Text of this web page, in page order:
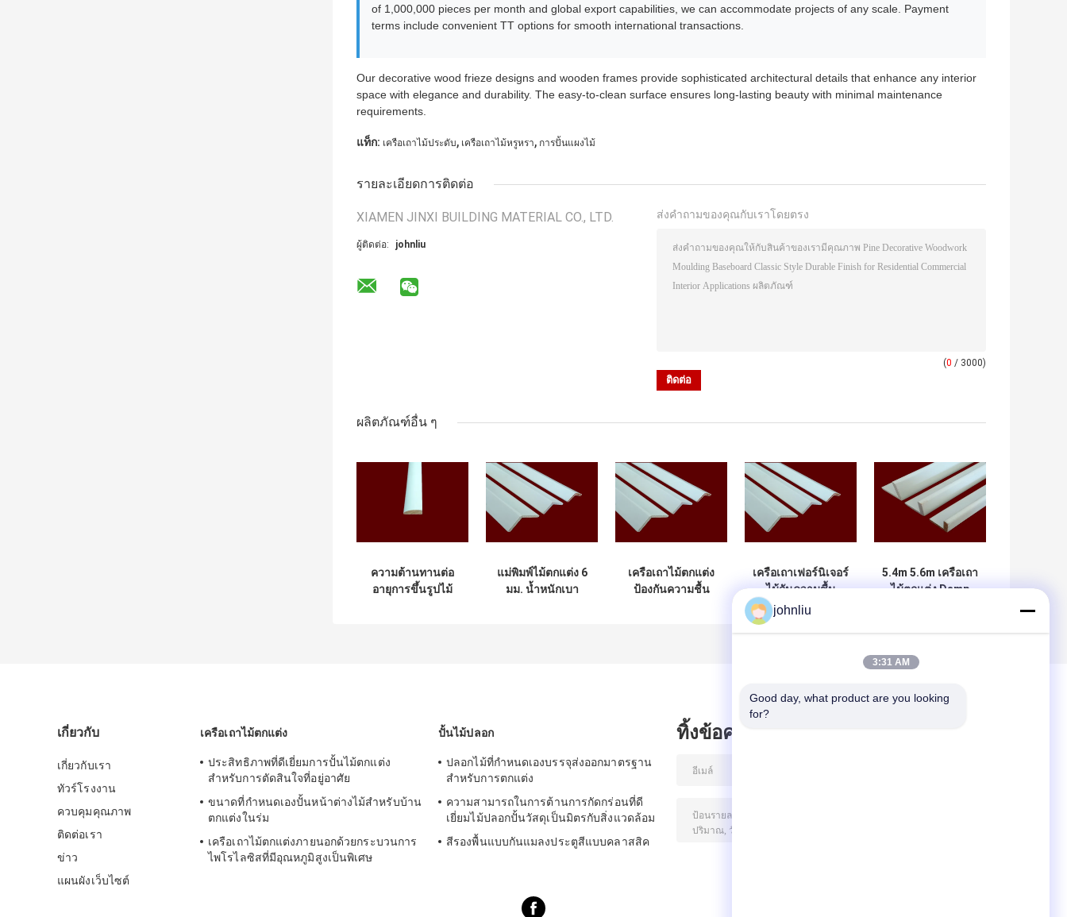
of 1,000,000 pieces per month and global export capabilities, we can accommodate projects of any scale. Payment
terms include convenient TT options for smooth international transactions.
Our decorative wood frieze designs and wooden frames provide sophisticated architectural details that enhance any interior
space with elegance and durability. The easy-to-clean surface ensures long-lasting beauty with minimal maintenance
requirements.
แท็ก: เครือเถาไม้ประดับ, เครือเถาไม้หรูหรา, การปั้นแผงไม้
รายละเอียดการติดต่อ
XIAMEN JINXI BUILDING MATERIAL CO., LTD.
ผู้ติดต่อ: johnliu
ส่งคำถามของคุณกับเราโดยตรง
(0 / 3000)
ผลิตภัณฑ์อื่น ๆ
ความต้านทานต่อ
อายุการขึ้นรูปไม้
แม่พิมพ์ไม้ตกแต่ง 6
มม. น้ำหนักเบา
เครือเถาไม้ตกแต่ง
ป้องกันความชื้น
เครือเถาเฟอร์นิเจอร์
ไม้กันความชื้น
สำหรับการตัดสินใจ
5.4m 5.6m เครือเถา
ไม้ตกแต่ง Damp
เกี่ยวกับ
เกี่ยวกับเรา
ทัวร์โรงงาน
ควบคุมคุณภาพ
ติดต่อเรา
ข่าว
แผนผังเว็บไซต์
เครือเถาไม้ตกแต่ง
ประสิทธิภาพที่ดีเยี่ยมการปั้นไม้ตกแต่ง
สำหรับการตัดสินใจที่อยู่อาศัย
ขนาดที่กำหนดเองปั้นหน้าต่างไม้สำหรับบ้าน
ตกแต่งในร่ม
เครือเถาไม้ตกแต่งภายนอกด้วยกระบวนการ
ไพโรไลซิสที่มีอุณหภูมิสูงเป็นพิเศษ
ปั้นไม้ปลอก
ปลอกไม้ที่กำหนดเองบรรจุส่งออกมาตรฐาน
สำหรับการตกแต่ง
ความสามารถในการต้านการกัดกร่อนที่ดี
เยี่ยมไม้ปลอกปั้นวัสดุเป็นมิตรกับสิ่งแวดล้อม
สีรองพื้นแบบกันแมลงประตูสีแบบคลาสสิค
ทิ้งข้อความไว้
johnliu
3:31 AM
Good day, what product are you looking
for?